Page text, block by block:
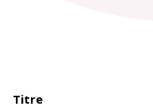
Titre